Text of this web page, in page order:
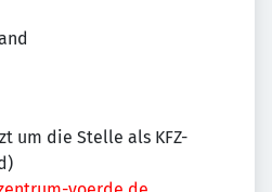
um die Stelle als KFZ-